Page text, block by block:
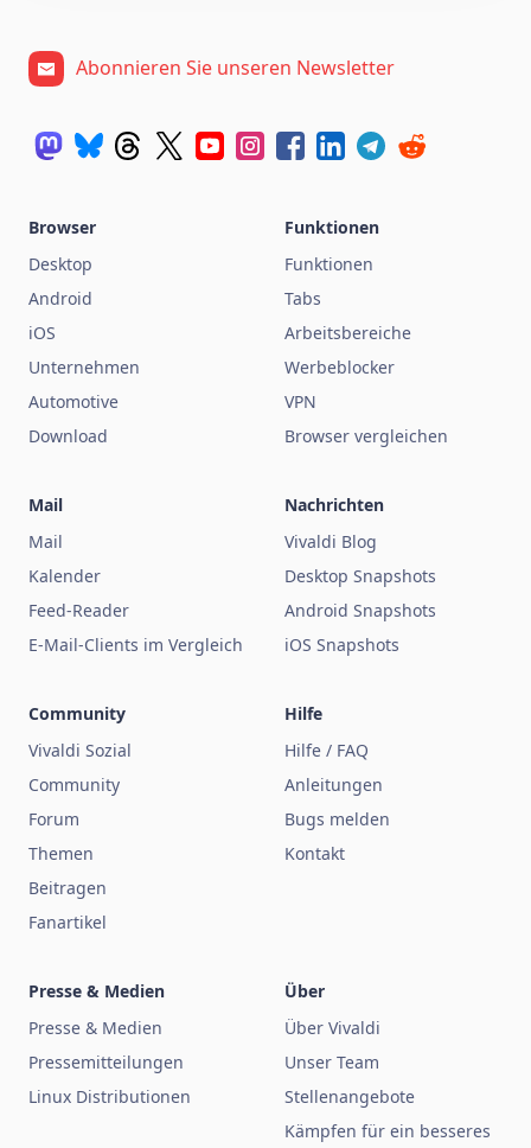
Abonnieren Sie unseren Newsletter
Browser
Desktop
Android
iOS
Unternehmen
Automotive
Download
Funktionen
Funktionen
Tabs
Arbeitsbereiche
Werbeblocker
VPN
Browser vergleichen
Mail
Mail
Kalender
Feed-Reader
E-Mail-Clients im Vergleich
Nachrichten
Vivaldi Blog
Desktop Snapshots
Android Snapshots
iOS Snapshots
Community
Vivaldi Sozial
Community
Forum
Themen
Beitragen
Fanartikel
Hilfe
Hilfe / FAQ
Anleitungen
Bugs melden
Kontakt
Presse & Medien
Presse & Medien
Pressemitteilungen
Linux Distributionen
Über
Über Vivaldi
Unser Team
Stellenangebote
Kämpfen für ein besseres